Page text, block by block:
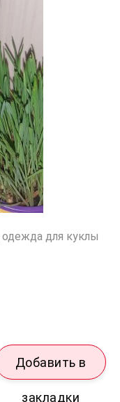
одежда для куклы
Добавить в
закладки